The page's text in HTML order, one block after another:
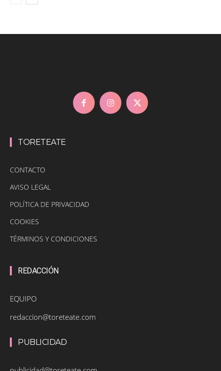
TORETEATE
CONTACTO
AVISO LEGAL
POLÍTICA DE PRIVACIDAD
COOKIES
TÉRMINOS Y CONDICIONES
REDACCIÓN
EQUIPO
redaccion@toreteate.com
PUBLICIDAD